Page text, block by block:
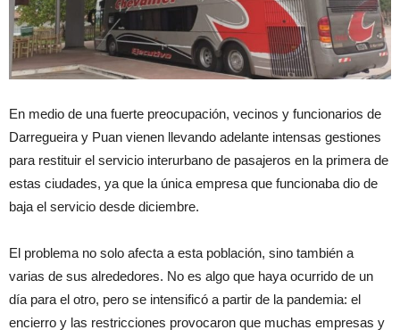
En medio de una fuerte preocupación, vecinos y funcionarios de
Darregueira y Puan vienen llevando adelante intensas gestiones
para restituir el servicio interurbano de pasajeros en la primera de
estas ciudades, ya que la única empresa que funcionaba dio de
baja el servicio desde diciembre.
El problema no solo afecta a esta población, sino también a
varias de sus alrededores. No es algo que haya ocurrido de un
día para el otro, pero se intensificó a partir de la pandemia: el
encierro y las restricciones provocaron que muchas empresas y